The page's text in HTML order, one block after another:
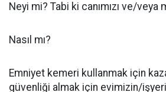
Neyi mi? Tabi ki canımızı ve/veya
Nasıl mı?
Emniyet kemeri kullanmak için
güvenliği almak için evimizin/